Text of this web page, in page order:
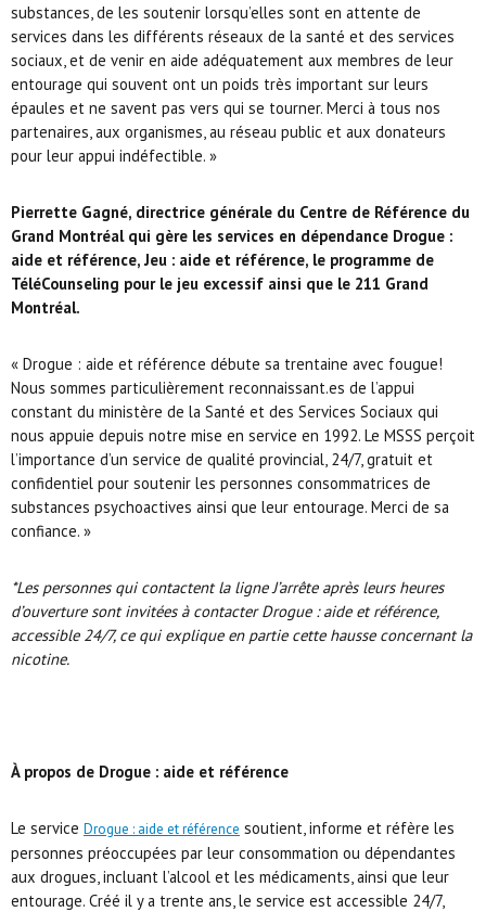
substances, de les soutenir lorsqu’elles sont en attente de
services dans les différents réseaux de la santé et des services
sociaux, et de venir en aide adéquatement aux membres de leur
entourage qui souvent ont un poids très important sur leurs
épaules et ne savent pas vers qui se tourner. Merci à tous nos
partenaires, aux organismes, au réseau public et aux donateurs
pour leur appui indéfectible. »
Pierrette Gagné, directrice générale du Centre de Référence du
Grand Montréal qui gère les services en dépendance Drogue :
aide et référence, Jeu : aide et référence, le programme de
TéléCounseling pour le jeu excessif ainsi que le 211 Grand
Montréal.
« Drogue : aide et référence débute sa trentaine avec fougue!
Nous sommes particulièrement reconnaissant.es de l’appui
constant du ministère de la Santé et des Services Sociaux qui
nous appuie depuis notre mise en service en 1992. Le MSSS perçoit
l’importance d’un service de qualité provincial, 24/7, gratuit et
confidentiel pour soutenir les personnes consommatrices de
substances psychoactives ainsi que leur entourage. Merci de sa
confiance. »
*Les personnes qui contactent la ligne J’arrête après leurs heures
d’ouverture sont invitées à contacter Drogue : aide et référence,
accessible 24/7, ce qui explique en partie cette hausse concernant la
nicotine.
À propos de Drogue : aide et référence
Le service Drogue : aide et référence soutient, informe et réfère les
personnes préoccupées par leur consommation ou dépendantes
aux drogues, incluant l’alcool et les médicaments, ainsi que leur
entourage. Créé il y a trente ans, le service est accessible 24/7,